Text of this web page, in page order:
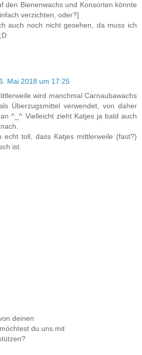
den Bienenwachs und Konsorten könnte
verzichten, oder?]
auch noch nicht gesehen, da muss ich
Mai 2018 um 17:25
wird manchmal Carnaubawachs
Überzugsmittel verwendet, von daher
^_^ Vielleicht zieht Katjes ja bald auch
echt toll, dass Katjes mittlerweile (fast?)
ist.
deinen
du uns mit